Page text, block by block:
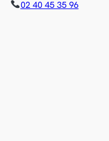
02 40 45 35 96